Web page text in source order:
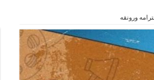
ورونقه